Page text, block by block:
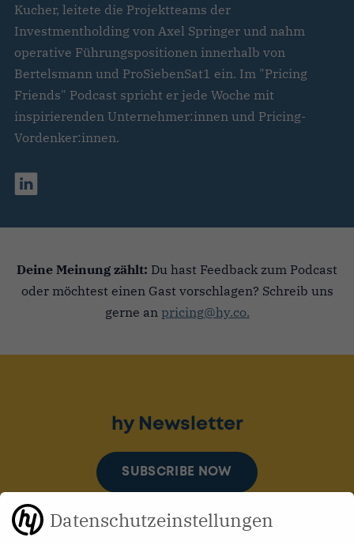
Kucher, leitete die Projektteams der
Investmentholding von Axel Springer und nahm
operative Führungspositionen innerhalb von
Bertelsmann und ProSiebenSat1 ein. Im "Pricing
Friends" Podcast spricht er jede Woche mit
inspirierenden Unternehmer:innen und Pricing-
Vordenker:innen.
Deine Meinung zählt: Du hast Feedback zum Podcast
oder möchtest einen Gast vorschlagen? Schreib uns
gerne an pricing@hy.co.
hy Newsletter
SUBSCRIBE NOW
Datenschutzeinstellungen